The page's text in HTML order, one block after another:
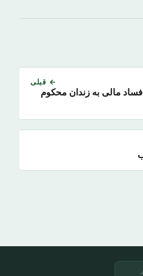
← قبلی
مالی به زندان محکوم